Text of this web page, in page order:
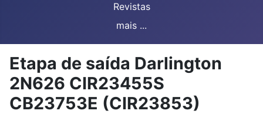
Revistas
mais ...
Etapa de saída Darlington
2N626 CIR23455S
CB23753E (CIR23853)